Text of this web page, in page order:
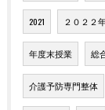
2021 ２０２２
年度末授業 総
介護予防専門整体